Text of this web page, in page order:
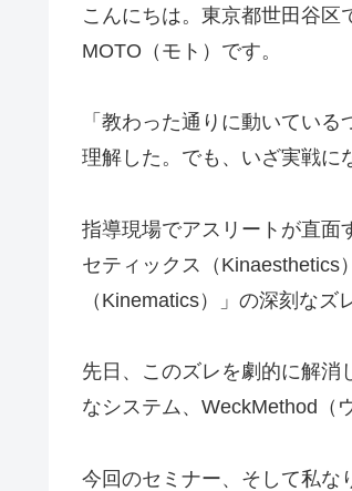
こんにちは。東京都世田谷
MOTO（モト）です。
「教わった通りに動いてい
理解した。でも、いざ実戦に
指導現場でアスリートが直面
セティックス（Kinaesthetics
（Kinematics）」の深刻なズ
先日、このズレを劇的に解消
なシステム、WeckMethod（
今回のセミナー、そして私な